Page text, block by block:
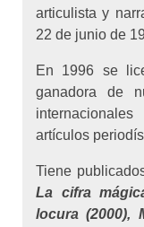
articulista y
22 de junio de
En 1996 se
ganadora de
artículos
Tiene
La cifra
locura (2000),